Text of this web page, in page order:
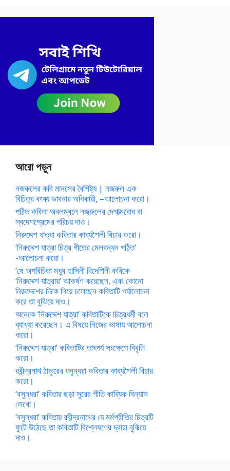
আরো পড়ুন
নজরুলের কবি মানসের বৈশিষ্ট্য | নজরুল এক
বিচিত্র কাব্য ভাবনার অধিকারী, –আলোচনা করো।
পঠিত কবিতা অবলম্বনে নজরুলের দেশাত্মবোধ বা
স্বদেশপ্রেমের পরিচয় দাও।
নিরুদ্দেশ যাত্রা কবিতার কাব্যশৈলী বিচার করো।
‘নিরুদ্দেশ যাত্রা চিত্র গীতের মেলবন্ধন গঠিত’
-আলোচনা করো।
‘ষে অপরিচিতা মধুর হাসিনী বিদেশিনী কবিকে
‘নিরুদ্দেশ যাত্রায়’ আকর্ষণ করেছেন, এবং কোনো
নিরুদ্দেশের দিকে নিয়ে চলেছেন কবিতাটি পর্যালোচনা
করে তা বুঝিয়ে দাও।
অনেকে ‘নিরুদ্দেশ যাত্রা’ কবিতাটিকে চিত্রধর্মী বলে
ব্যাখ্যা করেছেন। এ বিষয়ে নিজের ভাষায় আলোচনা
করো।
‘নিরুদ্দেশ যাত্রা’ কবিতাটির তাৎপর্য সংক্ষেপে বিবৃতি
করো।
রবীন্দ্রনাথ ঠাকুরের বসুন্ধরা কবিতার কাব্যশৈলী বিচার
করো।
‘বসুন্ধরা’ কবিতার ছড়া সুরের গীতি কাব্যিক বিন্যাস
লেখো।
‘বসুন্ধরা’ কবিতায় রবীন্দ্রনাথের যে মর্মপ্রীতির চিত্রটি
ফুটে উঠেছে তা কবিতাটি বিশ্লেষণের দ্বারা বুঝিয়ে
দাও।